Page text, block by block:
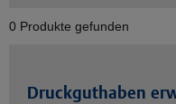
0 Produkte gefunden
Druckguthaben